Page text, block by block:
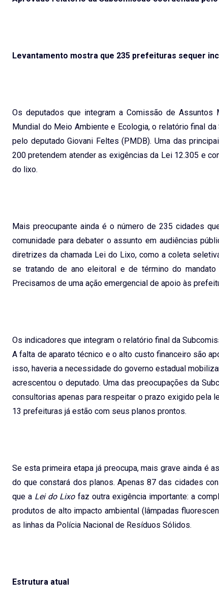
Levantamento mostra que 235 prefeituras sequer
Os deputados que integram a Comissão de Assuntos
Mundial do Meio Ambiente e Ecologia, o relatório final
pelo deputado Giovani Feltes (PMDB). Uma das
200 pretendem atender as exigências da Lei 12.305 e
do lixo.
Mais preocupante ainda é o número de 235 cidades
comunidade para debater o assunto em audiências
diretrizes da chamada Lei do Lixo, como a coleta
se tratando de ano eleitoral e de término do
Precisamos de uma ação emergencial de apoio às
Os indicadores que integram o relatório final da
A falta de aparato técnico e o alto custo financeiro são
isso, haveria a necessidade do governo estadual
acrescentou o deputado. Uma das preocupações da
consultorias apenas para respeitar o prazo exigido pela
13 prefeituras já estão com seus planos prontos.
Se esta primeira etapa já preocupa, mais grave ainda é
do que constará dos planos. Apenas 87 das cidades
que a Lei do Lixofaz outra exigência importante: a
produtos de alto impacto ambiental (lâmpadas
as linhas da Polícia Nacional de Resíduos Sólidos.
Estrutura atual